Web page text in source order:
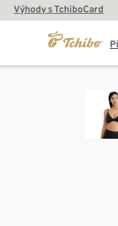
Výhody s TchiboCard